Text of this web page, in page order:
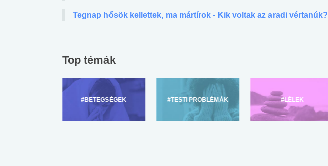
Tegnap hősök kellettek, ma mártírok - Kik voltak az aradi vértanúk?
Top témák
#BETEGSÉGEK #TESTI PROBLÉMÁK #LÉLEK
Mekkora az ökológiai
lábnyomod?
Elsősegély
tudásteszt
Angol középfokú
nyelvvizsga teszt -
No.42